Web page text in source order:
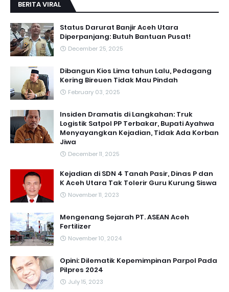
BERITA VIRAL
Status Darurat Banjir Aceh Utara
Diperpanjang: Butuh Bantuan Pusat!
December 25, 2025
Dibangun Kios Lima tahun Lalu, Pedagang
Kering Bireuen Tidak Mau Pindah
February 03, 2025
Insiden Dramatis di Langkahan: Truk
Logistik Satpol PP Terbakar, Bupati Ayahwa
Menyayangkan Kejadian, Tidak Ada Korban
Jiwa
December 11, 2025
Kejadian di SDN 4 Tanah Pasir, Dinas P dan
K Aceh Utara Tak Tolerir Guru Kurung Siswa
November 11, 2023
Mengenang Sejarah PT. ASEAN Aceh
Fertilizer
November 10, 2024
Opini: Dilematik Kepemimpinan Parpol Pada
Pilpres 2024
July 15, 2023